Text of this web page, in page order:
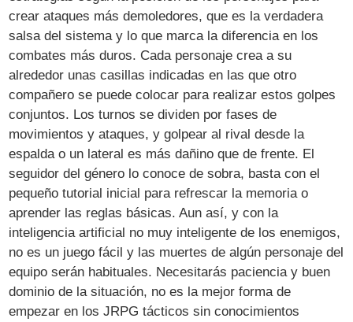
crear ataques más demoledores, que es la verdadera
salsa del sistema y lo que marca la diferencia en los
combates más duros. Cada personaje crea a su
alrededor unas casillas indicadas en las que otro
compañero se puede colocar para realizar estos golpes
conjuntos. Los turnos se dividen por fases de
movimientos y ataques, y golpear al rival desde la
espalda o un lateral es más dañino que de frente. El
seguidor del género lo conoce de sobra, basta con el
pequeño tutorial inicial para refrescar la memoria o
aprender las reglas básicas. Aun así, y con la
inteligencia artificial no muy inteligente de los enemigos,
no es un juego fácil y las muertes de algún personaje del
equipo serán habituales. Necesitarás paciencia y buen
dominio de la situación, no es la mejor forma de
empezar en los JRPG tácticos sin conocimientos